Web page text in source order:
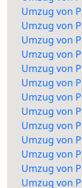
Umzug von
Umzug von
Umzug von
Umzug von
Umzug von
Umzug von
Umzug von
Umzug von
Umzug von
Umzug von
Umzug von
Umzug von
Umzug von